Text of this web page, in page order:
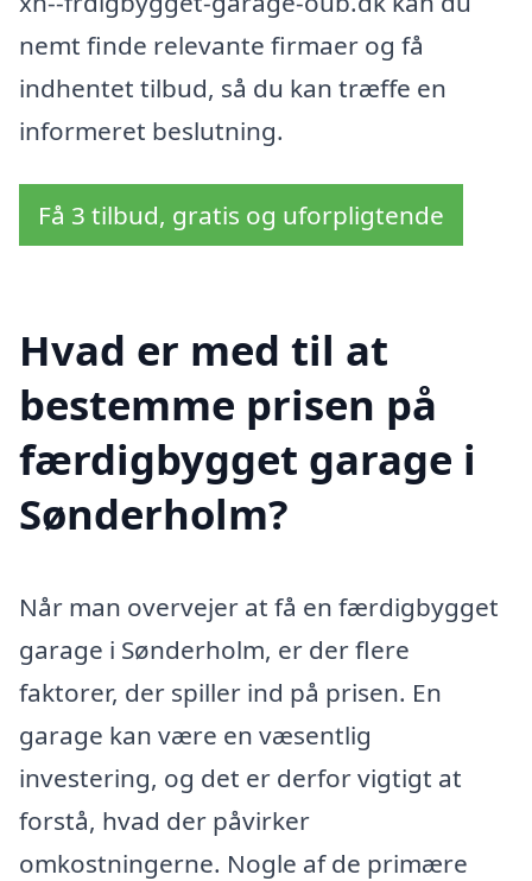
nemt finde relevante firmaer og få
indhentet tilbud, så du kan træffe en
informeret beslutning.
Få 3 tilbud, gratis og uforpligtende
Hvad er med til at
bestemme prisen på
færdigbygget garage i
Sønderholm?
Når man overvejer at få en færdigbygget
garage i Sønderholm, er der flere
faktorer, der spiller ind på prisen. En
garage kan være en væsentlig
investering, og det er derfor vigtigt at
forstå, hvad der påvirker
omkostningerne. Nogle af de primære